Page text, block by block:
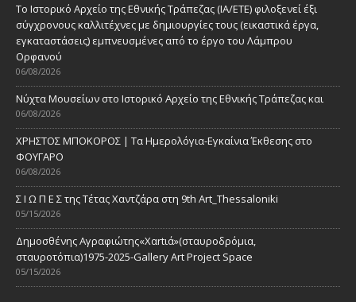
Το Ιστορικό Αρχείο της Εθνικής Τράπεζας (ΙΑ/ΕΤΕ) φιλοξενεί έξι
σύγχρονους καλλιτέχνες με δημιουργίες τους (εικαστικά έργα,
εγκαταστάσεις) εμπνευσμένες από το έργο του Λάμπρου
Ορφανού
06/08/2026
Νύχτα Μουσείων στο Ιστορικό Αρχείο της Εθνικής Τράπεζας και
06/08/2026
ΧΡΗΣΤΟΣ ΜΠΟΚΟΡΟΣ | Τα Ημερολόγια-Εγκαίνια Έκθεσης στο
ΦΟΥΓΑΡΟ
06/08/2026
Σ Ι Ω Π Ε Σ της Τέτας Χαντζάρα στη 9th Art_Thessaloniki
05/15/2026
Δημοσθένης Αγραφιώτης«Xαrtιά»(σταυροδρόμια,
σταυροτόπια)1975-2025-Gallery Art Project Space
05/15/2026